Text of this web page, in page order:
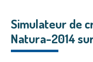
Simulateur de
Natura-2014